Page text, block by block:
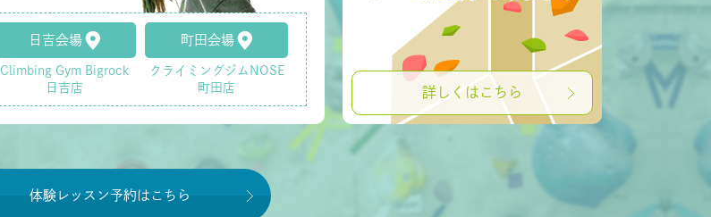
日吉会場
Climbing Gym Bigrock
日吉店
町田会場
クライミングジムNOSE
町田店
詳しくはこちら
体験レッスン予約はこちら